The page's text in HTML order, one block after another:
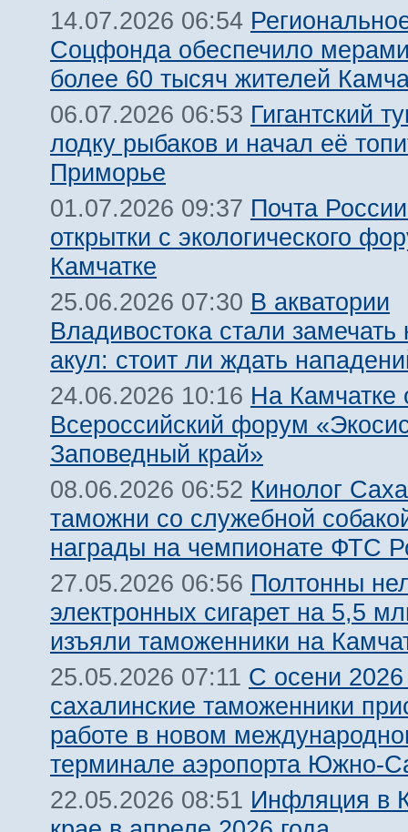
14.07.2026 06:54
Соцфонда обеспечило
более 60 тысяч жителей
06.07.2026 06:53 Гигантский
лодку рыбаков и начал её
Приморье
01.07.2026 09:37 Почта
открытки с экологического
Камчатке
25.06.2026 07:30 В акватории
Владивостока стали замечать
акул: стоит ли ждать
24.06.2026 10:16 На Камчатке
Всероссийский форум
Заповедный край»
08.06.2026 06:52 Кинолог
таможни со служебной
награды на чемпионате ФТС
27.05.2026 06:56 Полтонны
электронных сигарет на 5,5
изъяли таможенники на
25.05.2026 07:11 С осени 2026
сахалинские таможенники
работе в новом
терминале аэропорта Южно-
22.05.2026 08:51 Инфляция в